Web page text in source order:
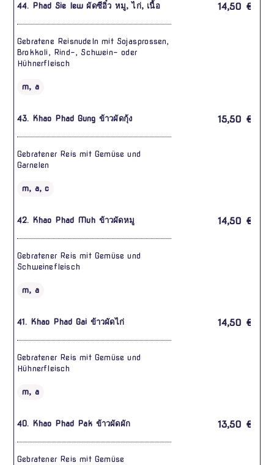
44. Phad Sie Iew ผัดซีอิ๋ว หมู, ไก่, เนื้อ
Gebratene Reisnudeln mit Sojasprossen,
Brokkoli, Rind-, Schwein- oder
Hühnerfleisch
m, a
14,50 €
43. Khao Phad Gung ข้าวผัดกุ้ง
Gebratener Reis mit Gemüse und
Garnelen
m, a, c
15,50 €
42. Khao Phad Muh ข้าวผัดหมู
Gebratener Reis mit Gemüse und
Schweinefleisch
m, a
14,50 €
41. Khao Phad Gai ข้าวผัดไก่
Gebratener Reis mit Gemüse und
Hühnerfleisch
m, a
14,50 €
40. Khao Phad Pak ข้าวผัดผัก
Gebratener Reis mit Gemüse
13,50 €